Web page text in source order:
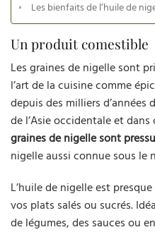
Les bienfaits de l’huile de
Un produit comestible
Les graines de nigelle sont
l’art de la cuisine comme
depuis des milliers
de l’Asie occidentale et
graines de nigelle sont
nigelle aussi connue sous le
L’huile de nigelle est
vos plats salés ou sucrés.
de légumes, des sauces ou